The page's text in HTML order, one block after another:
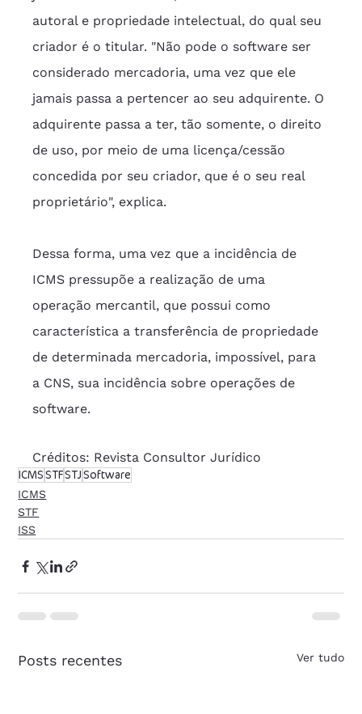
autoral e propriedade intelectual, do qual seu
criador é o titular. "Não pode o software ser
considerado mercadoria, uma vez que ele
jamais passa a pertencer ao seu adquirente. O
adquirente passa a ter, tão somente, o direito
de uso, por meio de uma licença/cessão
concedida por seu criador, que é o seu real
proprietário", explica.
Dessa forma, uma vez que a incidência de
ICMS pressupõe a realização de uma
operação mercantil, que possui como
característica a transferência de propriedade
de determinada mercadoria, impossível, para
a CNS, sua incidência sobre operações de
software.
Créditos: Revista Consultor Jurídico
ICMSSTFSTJSoftware
ICMS
STF
ISS
Posts recentes Ver tudo